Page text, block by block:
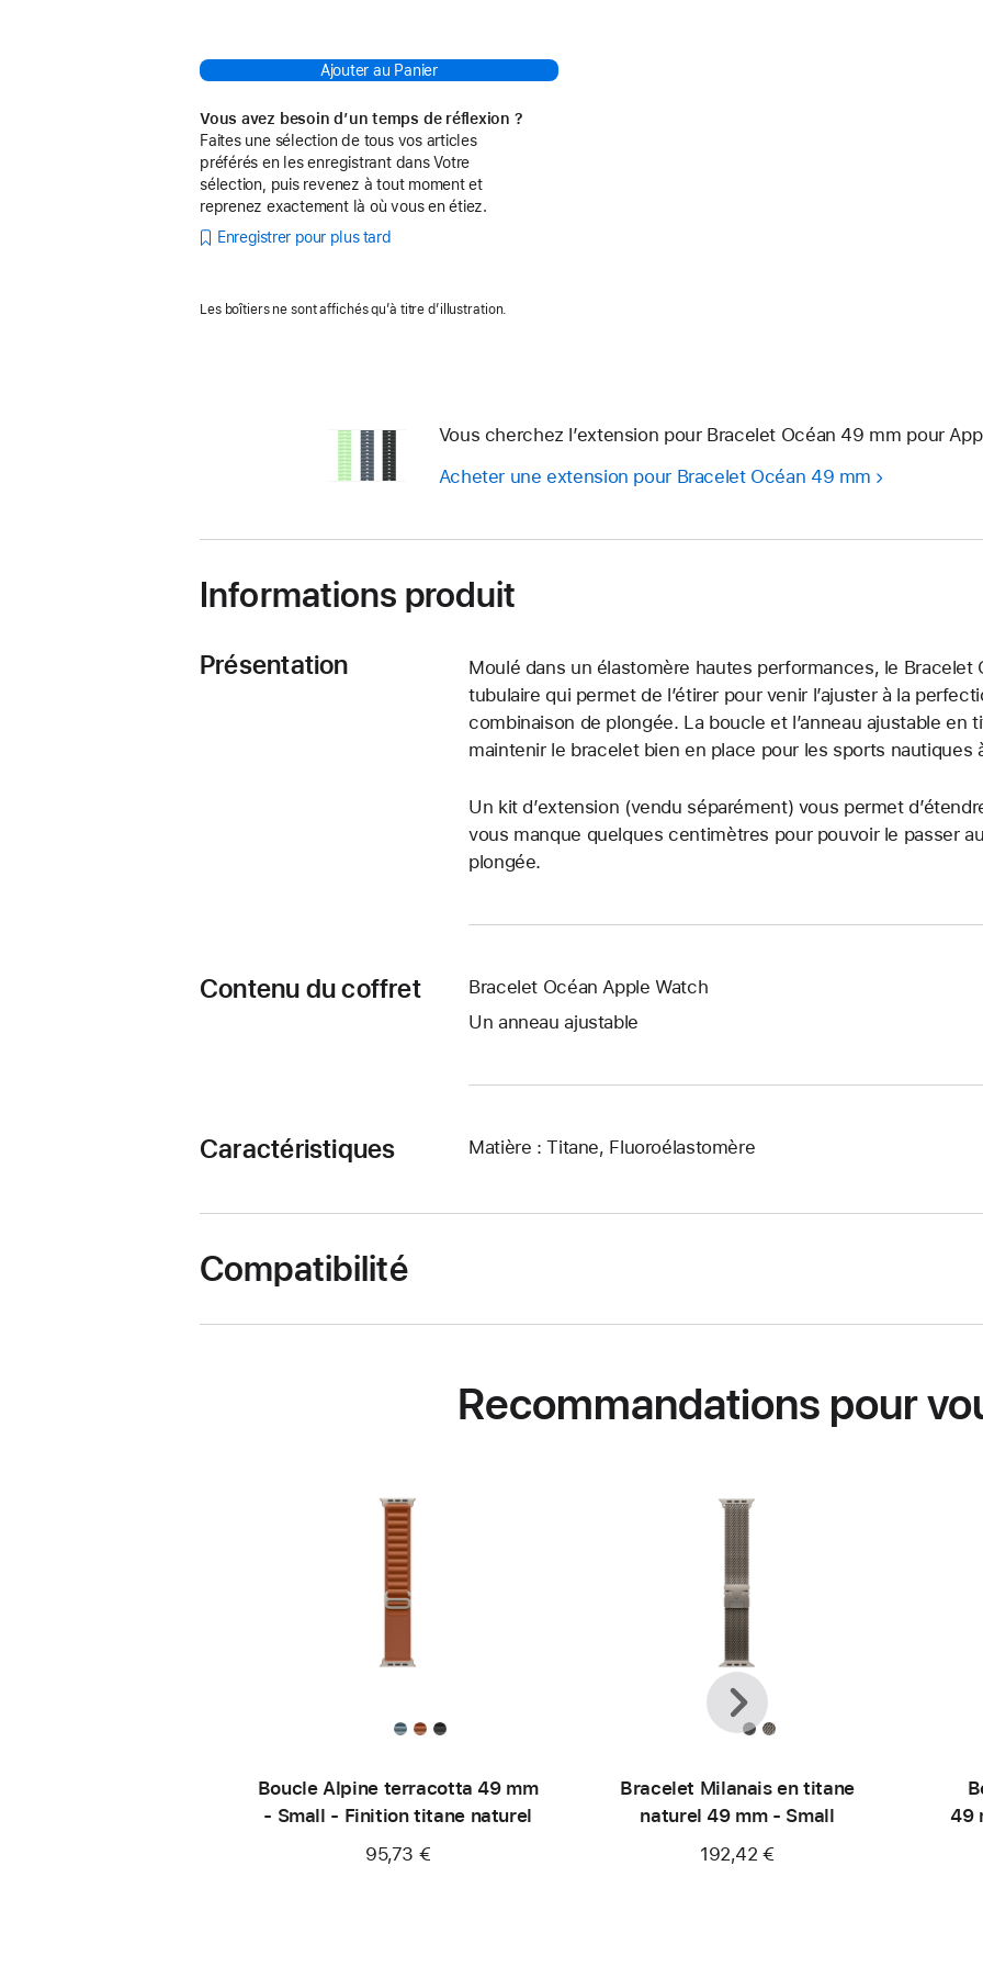
Ajouter au Panier
Vous avez besoin d’un temps de réflexion ?
Faites une sélection de tous vos articles
préférés en les enregistrant dans Votre
sélection, puis revenez à tout moment et
reprenez exactement là où vous en étiez.
Enregistrer pour plus tard
Les boîtiers ne sont affichés qu’à titre d’illustration.
Vous cherchez l’extension pour Bracelet Océan 49 mm pour
Acheter une extension pour Bracelet Océan 49 mm
Informations produit
Présentation
Moulé dans un élastomère hautes performances, le Bracelet
tubulaire qui permet de l’étirer pour venir l’ajuster à la
combinaison de plongée. La boucle et l’anneau ajustable
maintenir le bracelet bien en place pour les sports nautiques
Un kit d’extension (vendu séparément) vous permet
vous manque quelques centimètres pour pouvoir le passer
plongée.
Contenu du coffret
Bracelet Océan Apple Watch
Un anneau ajustable
Caractéristiques Matière : Titane, Fluoroélastomère
Compatibilité
Recommandations pour
Boucle Alpine terracotta 49 mm
- Small - Finition titane naturel
95,73 €
Bracelet Milanais en titane
naturel 49 mm - Small
192,42 €
49
Précédent
Suivant